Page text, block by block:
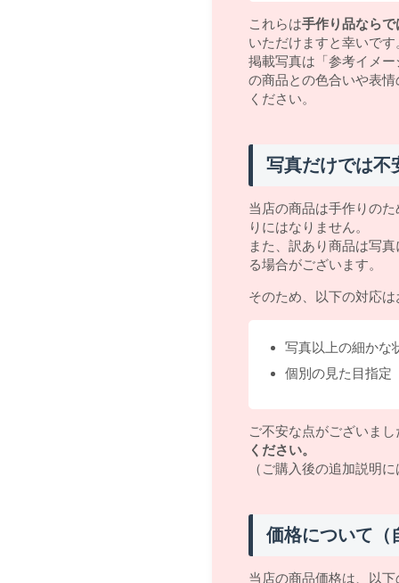
これらは手作り品なら
いただけますと幸いです
掲載写真は「参考イメ
の商品との色合いや表
ください。
写真だけでは不
当店の商品は手作りの
りにはなりません。
また、訳あり商品は写
る場合がございます。
そのため、以下の対応
写真以上の細かな
個別の見た目指定
ご不安な点がございまし
ください。
（ご購入後の追加説明
価格について（
当店の商品価格は、以